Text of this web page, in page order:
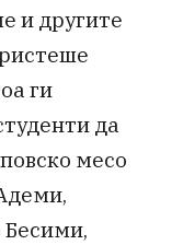
и другите
ги
да
месо